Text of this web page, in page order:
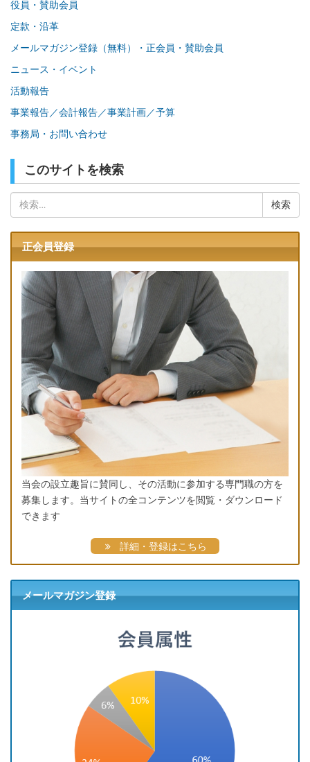
役員・賛助会員
定款・沿革
メールマガジン登録（無料）・正会員・賛助会員
ニュース・イベント
活動報告
事業報告／会計報告／事業計画／予算
事務局・お問い合わせ
このサイトを検索
索:
正会員登録
当会の設立趣旨に賛同し、その活動に参加する専門職の方を
募集します。当サイトの全コンテンツを閲覧・ダウンロード
できます
詳細・登録はこちら
メールマガジン登録